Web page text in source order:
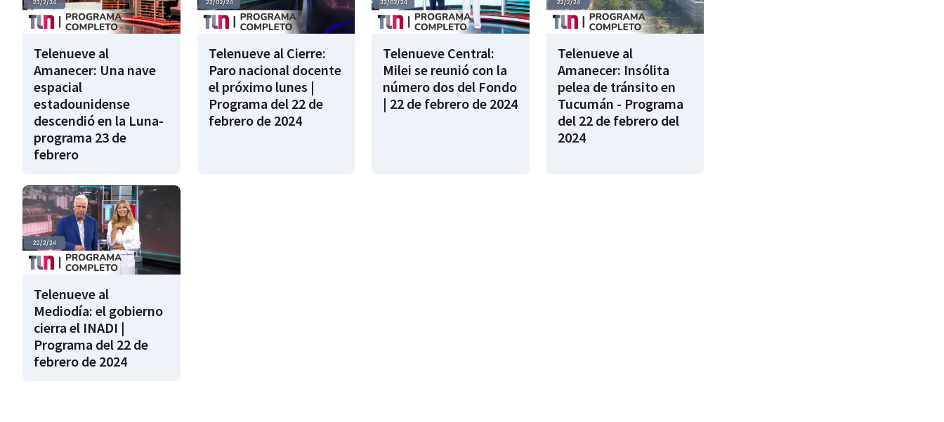
Telenueve al
Amanecer: Una nave
espacial
estadounidense
descendió en la Luna-
programa 23 de
febrero
Telenueve al Cierre:
Paro nacional docente
el próximo lunes |
Programa del 22 de
febrero de 2024
Telenueve Central:
Milei se reunió con la
número dos del Fondo
| 22 de febrero de 2024
Telenueve al
Amanecer: Insólita
pelea de tránsito en
Tucumán - Programa
del 22 de febrero del
2024
Telenueve al
Mediodía: el gobierno
cierra el INADI |
Programa del 22 de
febrero de 2024